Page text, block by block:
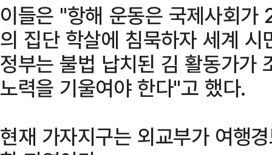
이들은 "항해 운동은 국제사회가
의 집단 학살에 침묵하자 세계
정부는 불법 납치된 김 활동가가
노력을 기울여야 한다"고 했다.
현재 가자지구는 외교부가 여행